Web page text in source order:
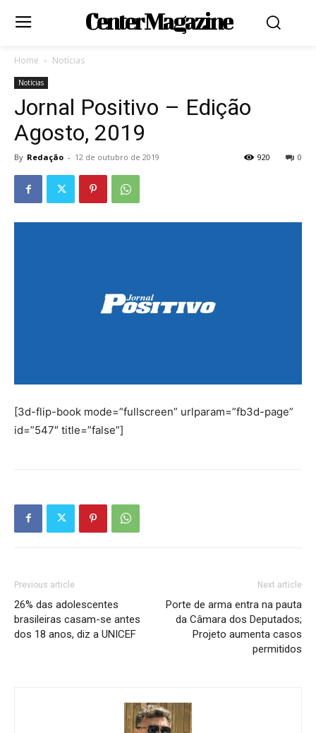
Center Magazine
Home Notícias
Notícias
Jornal Positivo – Edição
Agosto, 2019
By Redação - 12 de outubro de 2019 0
920
[3d-flip-book mode=”fullscreen” urlparam=”fb3d-page”
id=”547″ title=”false”]
Previous article
26% das adolescentes
brasileiras casam-se antes
dos 18 anos, diz a UNICEF
Next article
Porte de arma entra na pauta
da Câmara dos Deputados;
Projeto aumenta casos
permitidos